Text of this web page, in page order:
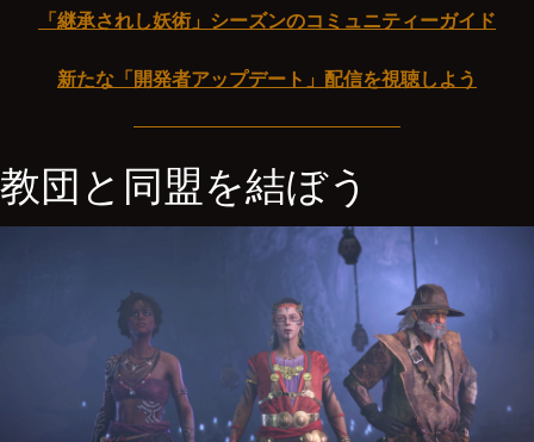
「継承されし妖術」シーズンのコミュニティーガイド
新たな「開発者アップデート」配信を視聴しよう
教団と同盟を結ぼう